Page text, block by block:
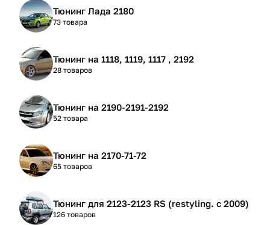
Тюнинг Лада 2180
73 товара
Тюнинг на 1118, 1119, 1117 , 2192
28 товаров
Тюнинг на 2190-2191-2192
52 товара
Тюнинг на 2170-71-72
65 товаров
Тюнинг для 2123-2123 RS (restyling. с 2009)
126 товаров